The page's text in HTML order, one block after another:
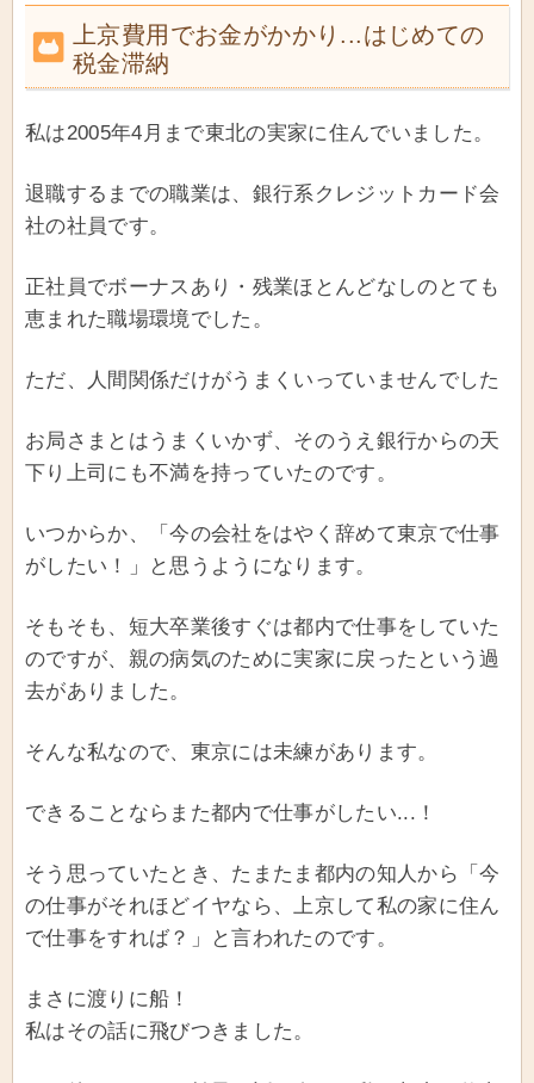
上京費用でお金がかかり...はじめての
税金滞納
私は2005年4月まで東北の実家に住んでいました。
退職するまでの職業は、銀行系クレジットカード会
社の社員です。
正社員でボーナスあり・残業ほとんどなしのとても
恵まれた職場環境でした。
ただ、人間関係だけがうまくいっていませんでした
お局さまとはうまくいかず、そのうえ銀行からの天
下り上司にも不満を持っていたのです。
いつからか、「今の会社をはやく辞めて東京で仕事
がしたい！」と思うようになります。
そもそも、短大卒業後すぐは都内で仕事をしていた
のですが、親の病気のために実家に戻ったという過
去がありました。
そんな私なので、東京には未練があります。
できることならまた都内で仕事がしたい...！
そう思っていたとき、たまたま都内の知人から「今
の仕事がそれほどイヤなら、上京して私の家に住ん
で仕事をすれば？」と言われたのです。
まさに渡りに船！
私はその話に飛びつきました。